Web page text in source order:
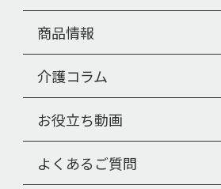
商品情報
介護コラム
お役立ち動画
よくあるご質問